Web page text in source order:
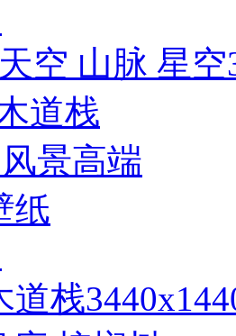
空 山脉 星
道栈